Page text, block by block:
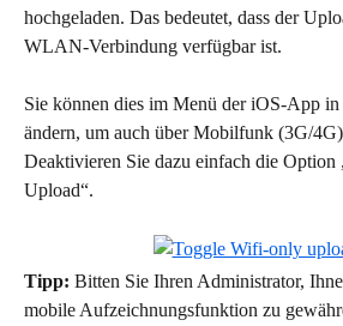
hochgeladen. Das bedeutet, dass der
WLAN-Verbindung verfügbar ist.
Sie können dies im Menü der iOS-App
ändern, um auch über Mobilfunk (3G/
Deaktivieren Sie dazu einfach die
Upload“.
Tipp: Bitten Sie Ihren Administrator,
mobile Aufzeichnungsfunktion zu